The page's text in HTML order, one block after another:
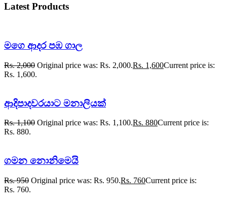
Latest Products
මගෙ ආදර පඹ ගාල
Rs.2,000 Original price was: Rs. 2,000.Rs. 1,600Current price is:
Rs. 1,600.
ආදිපාදවරයාට මනාලියක්
Rs.1,100 Original price was: Rs. 1,100.Rs. 880Current price is:
Rs. 880.
ගමන නොනිමෙයි
Rs.950 Original price was: Rs. 950.Rs. 760Current price is:
Rs. 760.